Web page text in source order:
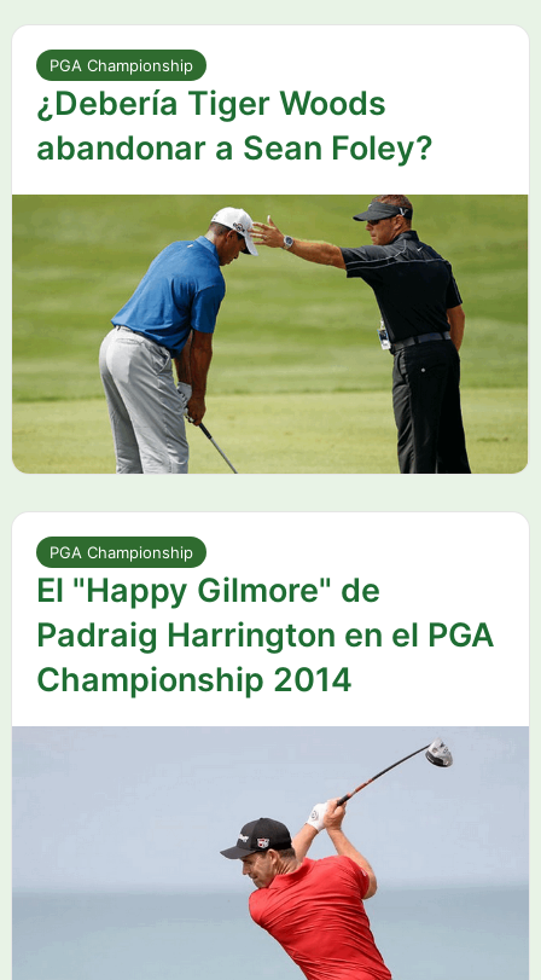
PGA Championship
¿Debería Tiger Woods
abandonar a Sean Foley?
PGA Championship
El "Happy Gilmore" de
Padraig Harrington en el PGA
Championship 2014